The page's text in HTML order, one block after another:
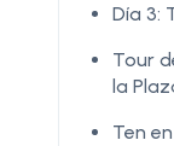
Día 3:
Tour
la
Ten